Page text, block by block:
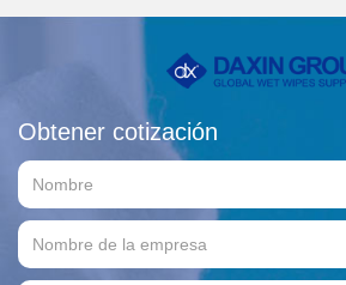
Obtener cotización